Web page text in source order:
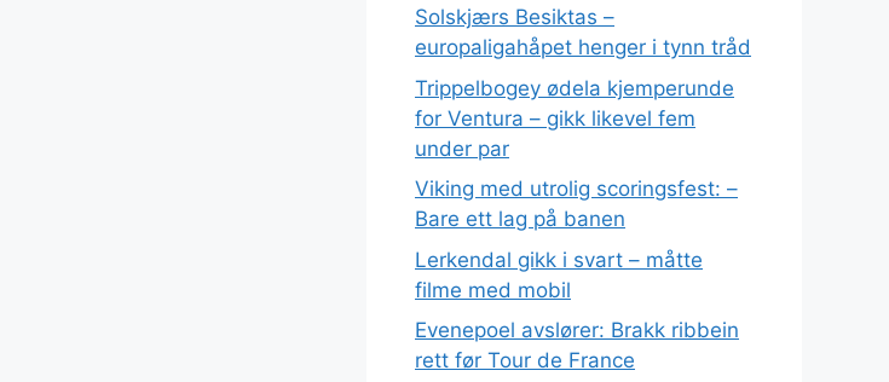
Solskjærs Besiktas –
europaligahåpet henger i tynn tråd
Trippelbogey ødela kjemperunde
for Ventura – gikk likevel fem
under par
Viking med utrolig scoringsfest: –
Bare ett lag på banen
Lerkendal gikk i svart – måtte
filme med mobil
Evenepoel avslører: Brakk ribbein
rett før Tour de France